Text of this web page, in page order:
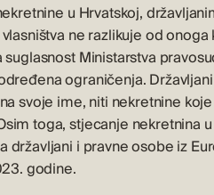
u Hrvatskoj,
ne razlikuje od
Ministarstva
ograničenja.
svoje ime, niti nekretnine
toga, stjecanje
državljani i pravne osobe iz
godine.